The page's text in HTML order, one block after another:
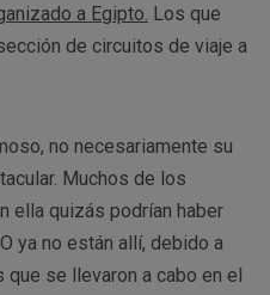
a Egipto. Los que
de circuitos de viaje a
no necesariamente su
Muchos de los
ella quizás podrían haber
ya no están allí, debido a
se llevaron a cabo en el